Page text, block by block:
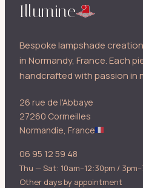
Illumine
Bespoke lampshade
in Normandy, France. Each
handcrafted with passion in
26 rue de l'Abbaye
27260 Cormeilles
Normandie, France
06 95 12 59 48
Thu — Sat: 10am–12:30pm /
Other days by appointment